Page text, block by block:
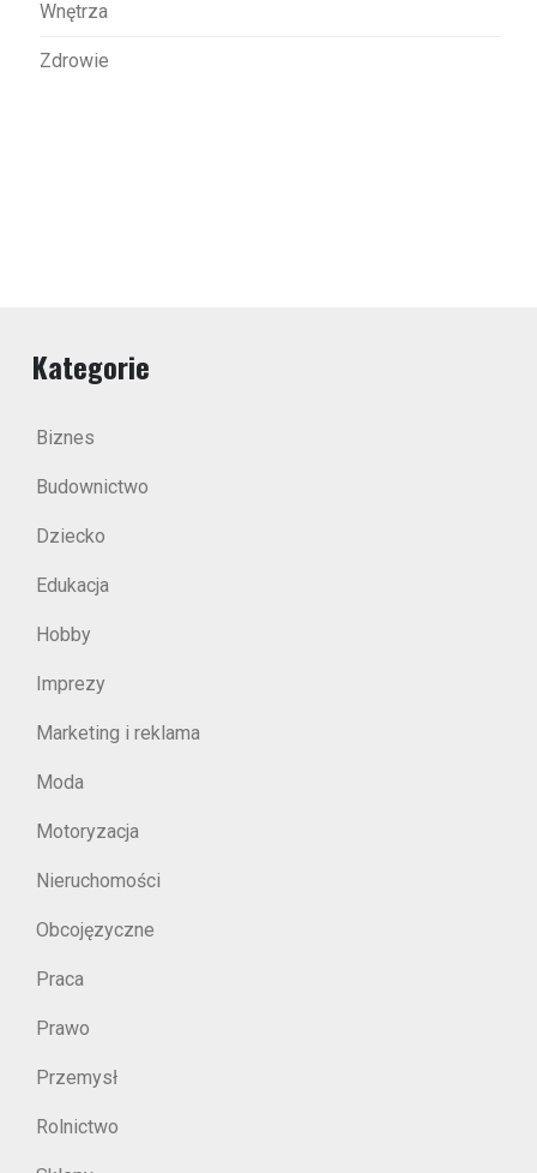
Wnętrza
Zdrowie
Kategorie
Biznes
Budownictwo
Dziecko
Edukacja
Hobby
Imprezy
Marketing i reklama
Moda
Motoryzacja
Nieruchomości
Obcojęzyczne
Praca
Prawo
Przemysł
Rolnictwo